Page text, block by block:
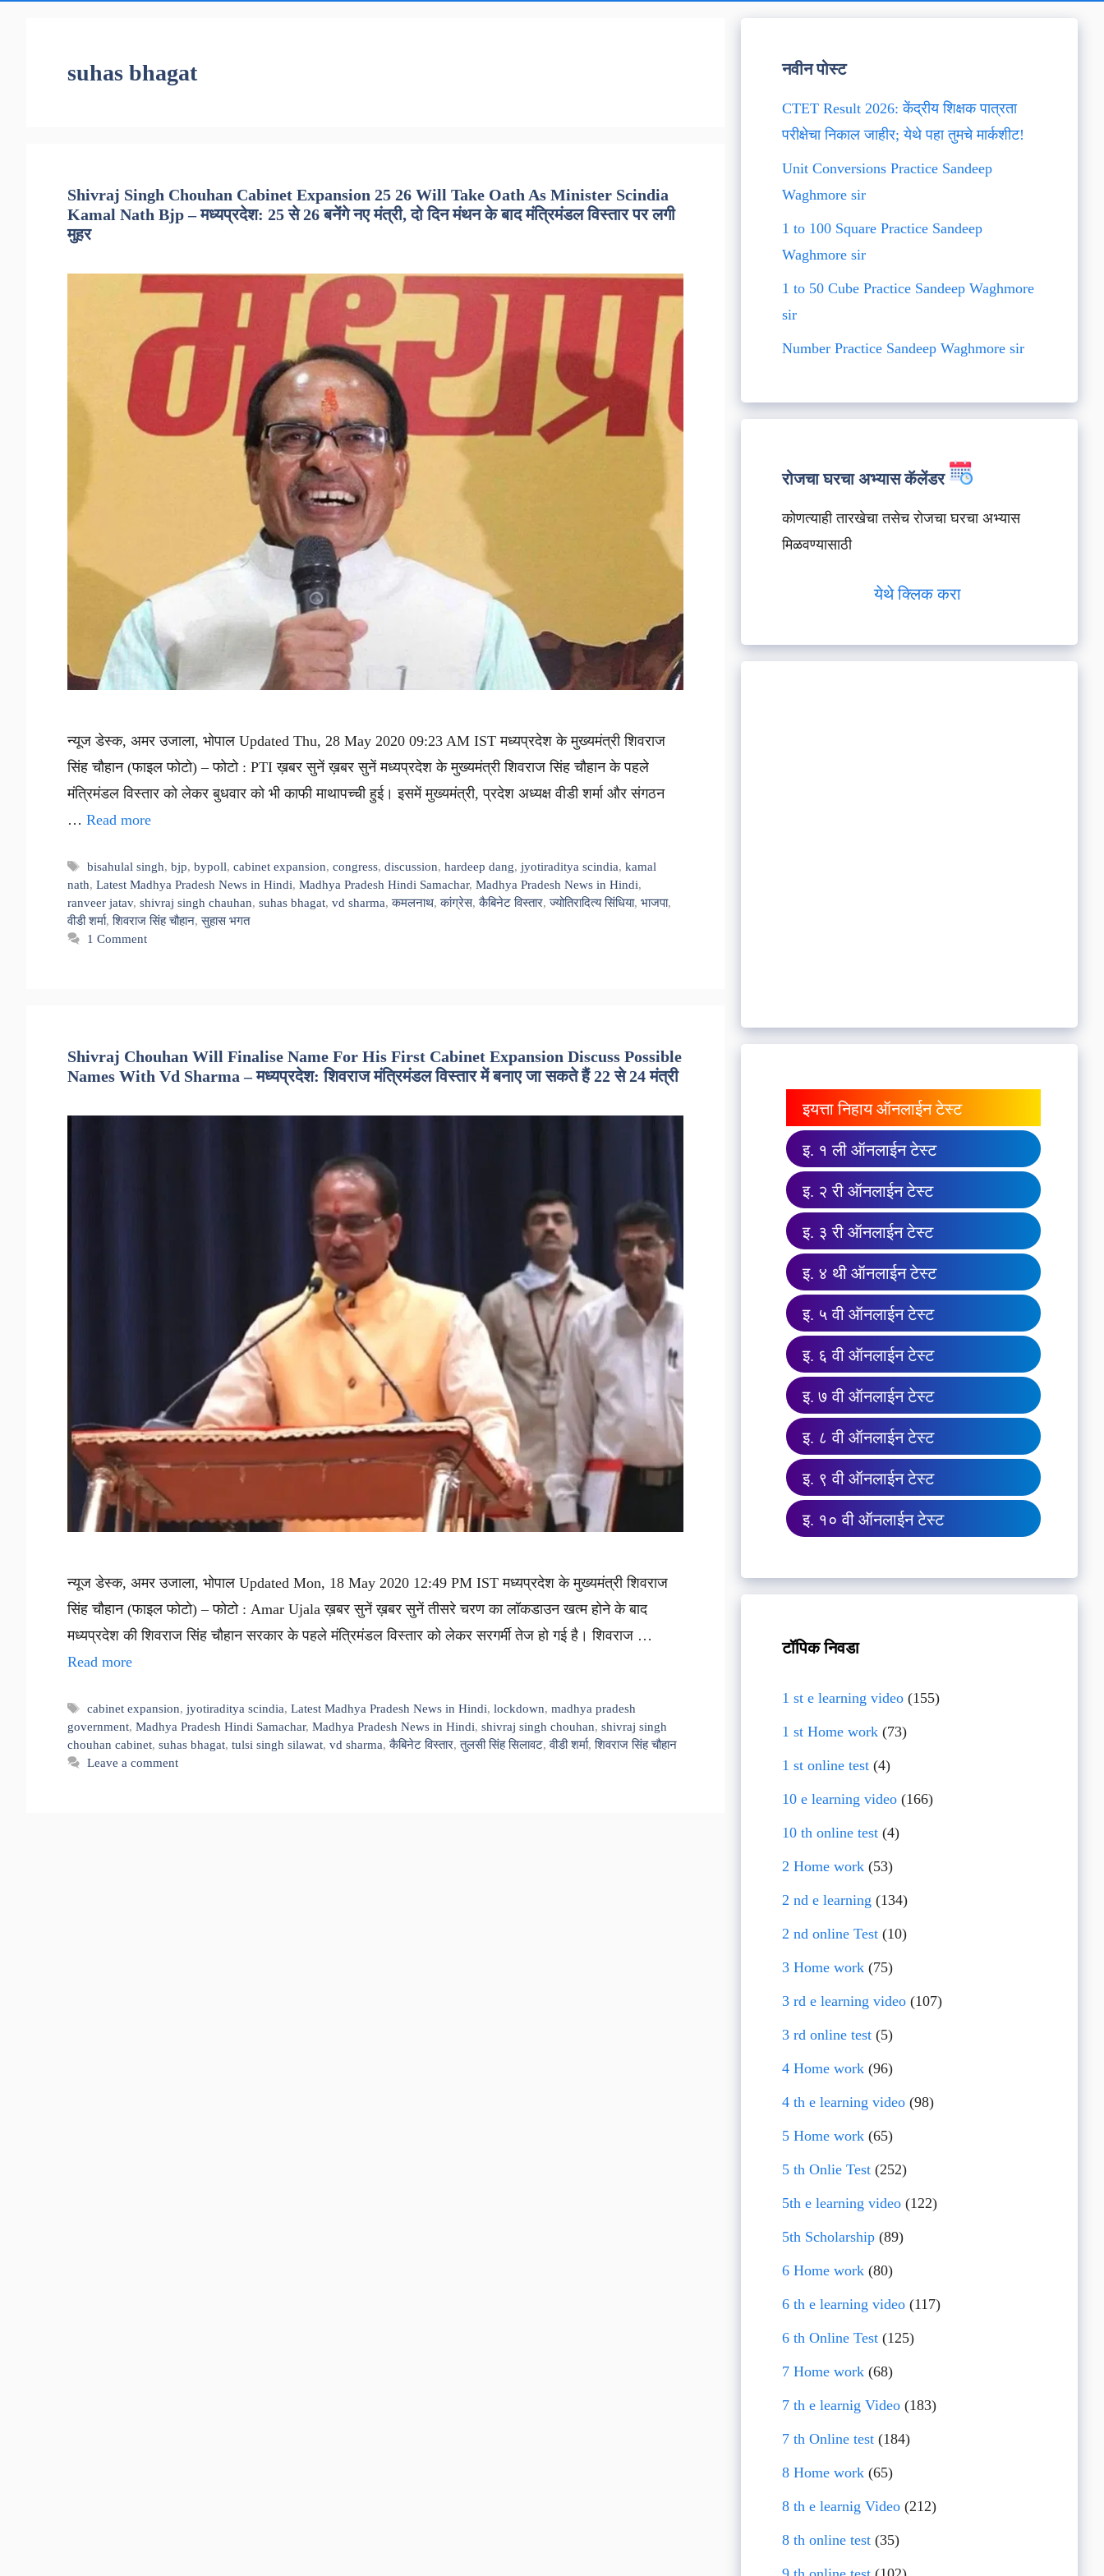
suhas bhagat
Shivraj Singh Chouhan Cabinet Expansion 25 26 Will Take Oath As Minister Scindia
Kamal Nath Bjp – मध्यप्रदेश: 25 से 26 बनेंगे नए मंत्री, दो दिन मंथन के बाद मंत्रिमंडल विस्तार पर लगी
मुहर
न्यूज डेस्क, अमर उजाला, भोपाल Updated Thu, 28 May 2020 09:23 AM IST मध्यप्रदेश के मुख्यमंत्री शिवराज
सिंह चौहान (फाइल फोटो) – फोटो : PTI ख़बर सुनें ख़बर सुनें मध्यप्रदेश के मुख्यमंत्री शिवराज सिंह चौहान के पहले
मंत्रिमंडल विस्तार को लेकर बुधवार को भी काफी माथापच्ची हुई। इसमें मुख्यमंत्री, प्रदेश अध्यक्ष वीडी शर्मा और संगठन
… Read more
Tags
bisahulal singh,bjp,bypoll,cabinet expansion,congress,discussion,hardeep dang,jyotiraditya scindia,kamal
nath, Latest Madhya Pradesh News in Hindi, Madhya Pradesh Hindi Samachar, Madhya Pradesh News in Hindi,
ranveer jatav, shivraj singh chauhan, suhas bhagat, vd sharma,कमलनाथ,कांग्रेस,कैबिनेट विस्तार,ज्योतिरादित्य सिंधिया, भाजपा,
वीडी शर्मा,शिवराज सिंह चौहान,सुहास भगत
1 Comment
Shivraj Chouhan Will Finalise Name For His First Cabinet Expansion Discuss Possible
Names With Vd Sharma – मध्यप्रदेश: शिवराज मंत्रिमंडल विस्तार में बनाए जा सकते हैं 22 से 24 मंत्री
न्यूज डेस्क, अमर उजाला, भोपाल Updated Mon, 18 May 2020 12:49 PM IST मध्यप्रदेश के मुख्यमंत्री शिवराज
सिंह चौहान (फाइल फोटो) – फोटो : Amar Ujala ख़बर सुनें ख़बर सुनें तीसरे चरण का लॉकडाउन खत्म होने के बाद
मध्यप्रदेश की शिवराज सिंह चौहान सरकार के पहले मंत्रिमंडल विस्तार को लेकर सरगर्मी तेज हो गई है। शिवराज …
Read more
Tags
cabinet expansion,jyotiraditya scindia,Latest Madhya Pradesh News in Hindi,lockdown,madhya pradesh
government, Madhya Pradesh Hindi Samachar, Madhya Pradesh News in Hindi, shivraj singh chouhan, shivraj singh
chouhan cabinet, suhas bhagat, tulsi singh silawat, vd sharma,कैबिनेट विस्तार,तुलसी सिंह सिलावट,वीडी शर्मा,शिवराज सिंह चौहान
Leave a comment
नवीन पोस्ट
CTET Result 2026: केंद्रीय शिक्षक पात्रता
परीक्षेचा निकाल जाहीर; येथे पहा तुमचे मार्कशीट!
Unit Conversions Practice Sandeep
Waghmore sir
1 to 100 Square Practice Sandeep
Waghmore sir
1 to 50 Cube Practice Sandeep Waghmore
sir
Number Practice Sandeep Waghmore sir
रोजचा घरचा अभ्यास कॅलेंडर
कोणत्याही तारखेचा तसेच रोजचा घरचा अभ्यास
मिळवण्यासाठी
येथे क्लिक करा
इयत्ता निहाय ऑनलाईन टेस्ट
इ. १ ली ऑनलाईन टेस्ट
इ. २ री ऑनलाईन टेस्ट
इ. ३ री ऑनलाईन टेस्ट
इ. ४ थी ऑनलाईन टेस्ट
इ. ५ वी ऑनलाईन टेस्ट
इ. ६ वी ऑनलाईन टेस्ट
इ. ७ वी ऑनलाईन टेस्ट
इ. ८ वी ऑनलाईन टेस्ट
इ. ९ वी ऑनलाईन टेस्ट
इ. १० वी ऑनलाईन टेस्ट
टॉपिक निवडा
1 st e learning video(155)
1 st Home work(73)
1 st online test(4)
10 e learning video(166)
10 th online test(4)
2 Home work(53)
2 nd e learning (134)
2 nd online Test(10)
3 Home work(75)
3 rd e learning video(107)
3 rd online test(5)
4 Home work(96)
4 th e learning video(98)
5 Home work(65)
5 th Onlie Test(252)
5th e learning video(122)
5th Scholarship(89)
6 Home work(80)
6 th e learning video(117)
6 th Online Test(125)
7 Home work(68)
7 th e learnig Video(183)
7 th Online test(184)
8 Home work(65)
8 th e learnig Video(212)
8 th online test(35)